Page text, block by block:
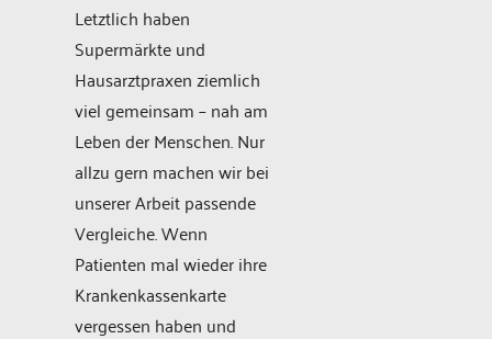
Letztlich haben
Supermärkte und
Hausarztpraxen ziemlich
viel gemeinsam – nah am
Leben der Menschen. Nur
allzu gern machen wir bei
unserer Arbeit passende
Vergleiche. Wenn
Patienten mal wieder ihre
Krankenkassenkarte
vergessen haben und